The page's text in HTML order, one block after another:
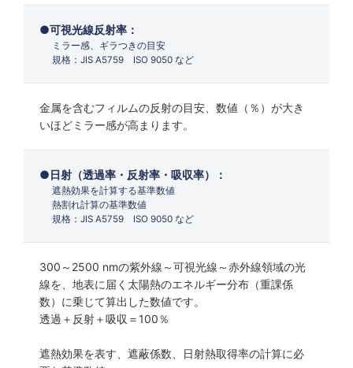
可視光線反射率：
ミラー感、ギラつきの目安
規格：JIS A5759 ISO 9050 など
金属を含むフィルムの反射の目安、数値（％）が大き
いほどミラー感が高まります。
日射（透過率・反射率・吸収率）：
遮熱効果を計算する基準数値
熱割れ計算の基準数値
規格：JIS A5759 ISO 9050 など
300～2500 nmの紫外線～可視光線～赤外線領域の光
線を、地表に届く太陽熱のエネルギー分布（重課係
数）に乗じて算出した数値です。
透過＋反射＋吸収＝100％
遮熱効果を表す、遮蔽係数、日射熱取得率の計算に必